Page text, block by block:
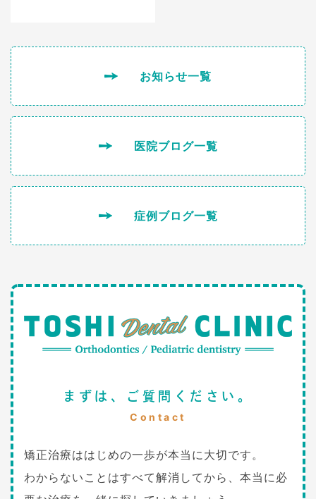
お知らせ一覧
医院ブログ一覧
症例ブログ一覧
まずは、ご質問ください。
Contact
矯正治療ははじめの一歩が本当に大切です。
わからないことはすべて解消してから、本当に必